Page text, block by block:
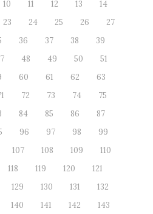
10 11 12 13
14
23 24 25 26
27
36 37 38
39
48 49 50
51
60 61 62
63
72 73 74
75
84 85 86
87
96 97 98
99
107 108 109
110
118 119 120
121
129 130 131
132
140 141 142
143